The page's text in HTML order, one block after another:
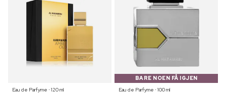
Eau de Parfyme ⋅ 120 ml
BARE NOEN FÅ IGJEN
Eau de Parfyme ⋅ 100 ml